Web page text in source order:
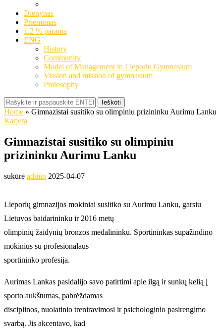
Dienynas
Priėmimas
1.2 % parama
ENG
History
Community
Model of Management in Lieporiu Gymnasium
Vission and mission of gymnasium
Philosophy
Ieškoti
Home » Gimnazistai susitiko su olimpiniu prizininku Aurimu Lanku
Karjera
Gimnazistai susitiko su olimpiniu
prizininku Aurimu Lanku
sukūrė admin 2025-04-07
Lieporių gimnazijos mokiniai susitiko su Aurimu Lanku, garsiu
Lietuvos baidarininku ir 2016 metų
olimpinių žaidynių bronzos medalininku. Sportininkas supažindino
mokinius su profesionalaus
sportininko profesija.
Aurimas Lankas pasidalijo savo patirtimi apie ilgą ir sunkų kelią į
sporto aukštumas, pabrėždamas
disciplinos, nuolatinio treniravimosi ir psichologinio pasirengimo
svarbą. Jis akcentavo, kad